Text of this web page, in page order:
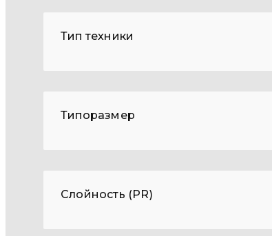
Тип техники
Типоразмер
Слойность (PR)